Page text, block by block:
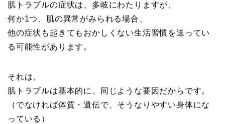
肌トラブルの症状は、多岐にわたりますが、
何か1つ、肌の異常がみられる場合、
他の症状も起きてもおかしくない生活習慣を送ってい
る可能性があります。
それは、
肌トラブルは基本的に、同じような要因だからです。
（でなければ体質・遺伝で、そうなりやすい身体にな
っている）